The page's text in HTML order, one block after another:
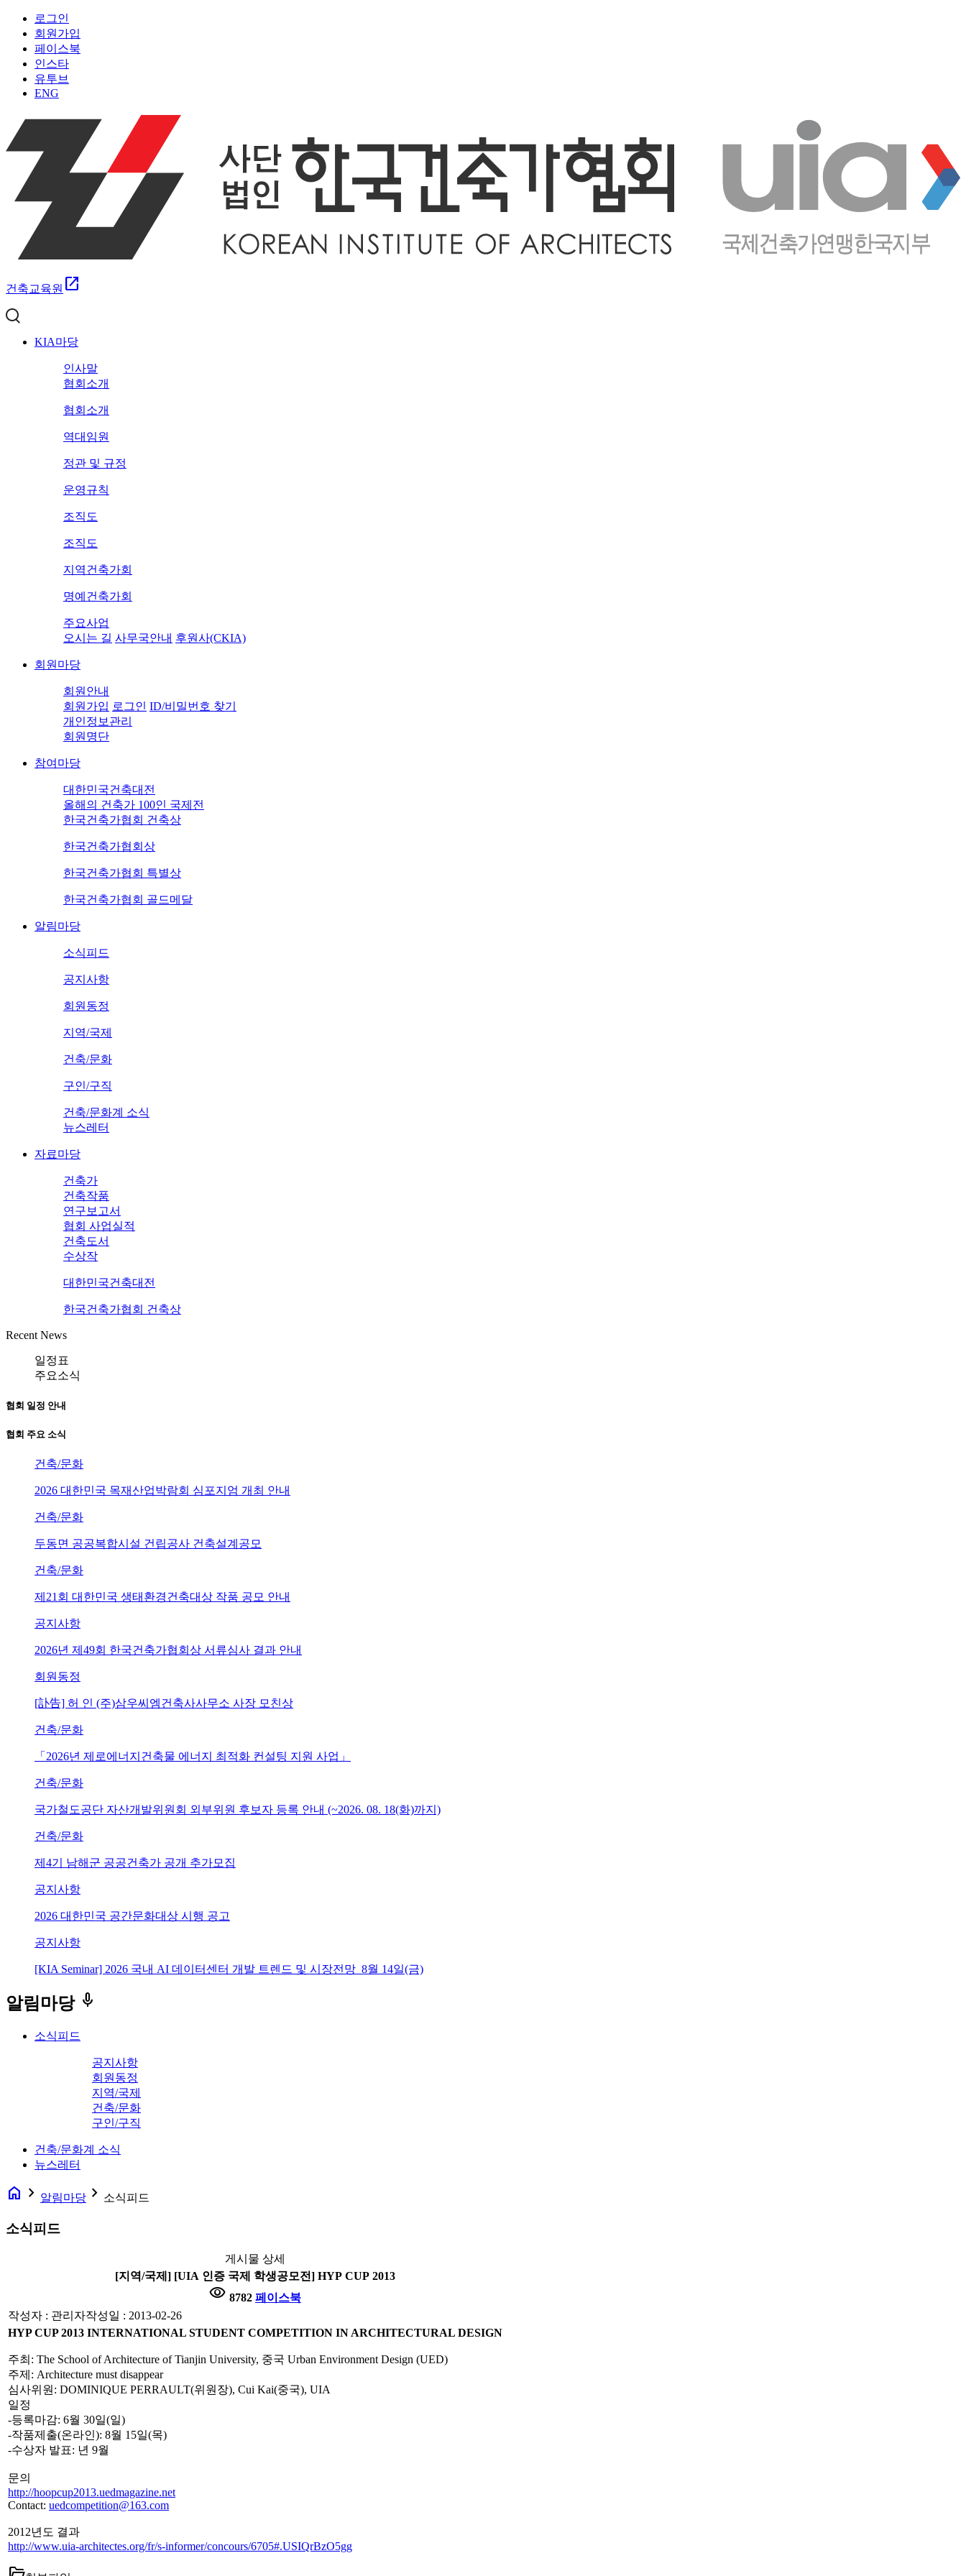
로그인
회원가입
페이스북
인스타
유투브
ENG
건축교육원 open_in_new
KIA마당
인사말
협회소개
협회소개
역대임원
정관 및 규정
운영규칙
조직도
조직도
지역건축가회
명예건축가회
주요사업
오시는 길 사무국안내 후원사(CKIA)
회원마당
회원안내
회원가입 로그인 ID/비밀번호 찾기
개인정보관리
회원명단
참여마당
대한민국건축대전
올해의 건축가 100인 국제전
한국건축가협회 건축상
한국건축가협회상
한국건축가협회 특별상
한국건축가협회 골드메달
알림마당
소식피드
공지사항
회원동정
지역/국제
건축/문화
구인/구직
건축/문화계 소식
뉴스레터
자료마당
건축가
건축작품
연구보고서
협회 사업실적
건축도서
수상작
대한민국건축대전
한국건축가협회 건축상
Recent News
일정표
주요소식
협회 일정 안내
협회 주요 소식
건축/문화
2026 대한민국 목재산업박람회 심포지엄 개최 안내
건축/문화
두동면 공공복합시설 건립공사 건축설계공모
건축/문화
제21회 대한민국 생태환경건축대상 작품 공모 안내
공지사항
2026년 제49회 한국건축가협회상 서류심사 결과 안내
회원동정
[訃告] 허 인 (주)삼우씨엠건축사사무소 사장 모친상
건축/문화
「2026년 제로에너지건축물 에너지 최적화 컨설팅 지원 사업」
건축/문화
국가철도공단 자산개발위원회 외부위원 후보자 등록 안내 (~2026. 08. 18(화)까지)
건축/문화
제4기 남해군 공공건축가 공개 추가모집
공지사항
2026 대한민국 공간문화대상 시행 공고
공지사항
[KIA Seminar] 2026 국내 AI 데이터센터 개발 트렌드 및 시장전망_8월 14일(금)
알림마당 keyboard_voice
소식피드
공지사항
회원동정
지역/국제
건축/문화
구인/구직
건축/문화계 소식
뉴스레터
home navigate_next 알림마당 navigate_next 소식피드
소식피드
게시물 상세
[지역/국제] [UIA 인증 국제 학생공모전] HYP CUP 2013
visibility 8782 페이스북
작성자 : 관리자작성일 : 2013-02-26
HYP CUP 2013 INTERNATIONAL STUDENT COMPETITION IN ARCHITECTURAL DESIGN
주최: The School of Architecture of Tianjin University, 중국 Urban Environment Design (UED)
주제: Architecture must disappear
심사위원: DOMINIQUE PERRAULT(위원장), Cui Kai(중국), UIA
일정
-등록마감: 6월 30일(일)
-작품제출(온라인): 8월 15일(목)
-수상자 발표: 년 9월
문의
http://hoopcup2013.uedmagazine.net
Contact: uedcompetition@163.com
2012년도 결과
http://www.uia-architectes.org/fr/s-informer/concours/6705#.USIQrBzO5gg